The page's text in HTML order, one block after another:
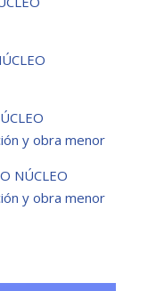
y obra menor
NÚCLEO
y obra menor